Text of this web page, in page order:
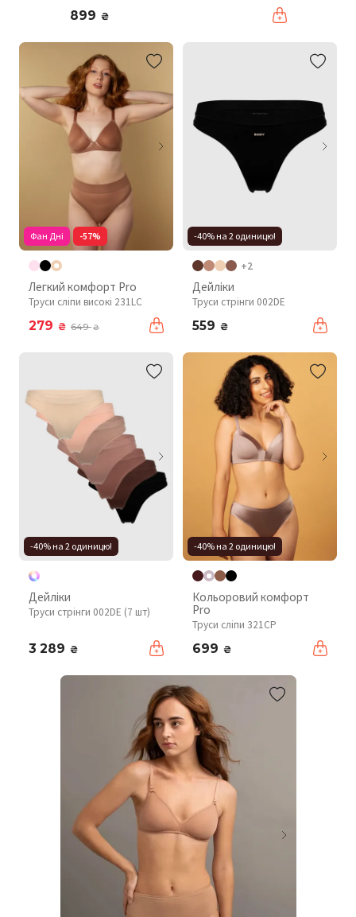
899 ₴
Фан Дні -57%
Легкий комфорт Pro
Труси сліпи високі 231LC
279 ₴ 649₴
-40% на 2 одиницю!
+2
Дейліки
Труси стрінги 002DE
559 ₴
-40% на 2 одиницю!
Дейліки
Труси стрінги 002DE (7 шт)
3 289 ₴
-40% на 2 одиницю!
Кольоровий комфорт
Pro
Труси сліпи 321CP
699 ₴